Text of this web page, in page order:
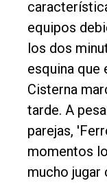
Rural
Deportes
Fúnebres
Edición
Empresa
Nosotros
Contacto
equipos
los dos
esquina que
Cisterna
tarde. A
parejas,
momentos
mucho jugar